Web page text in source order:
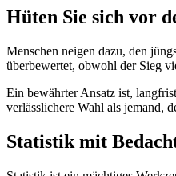
Hüten Sie sich vor
Menschen neigen dazu, den
überbewertet, obwohl der Sieg
Ein bewährter Ansatz ist,
verlässlichere Wahl als jemand,
Statistik mit